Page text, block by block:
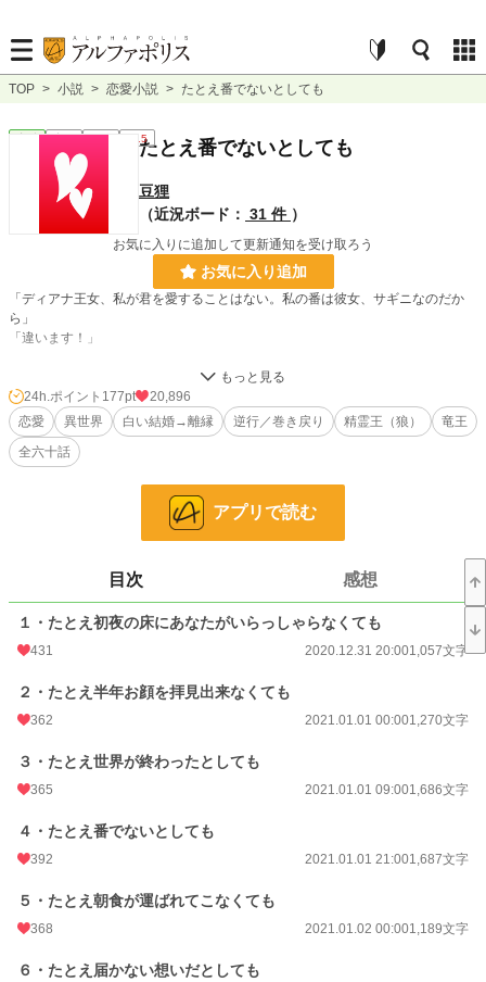
TOP > 小説 > 恋愛小説 > たとえ番でないとしても
完結 長編 R15たとえ番でないとしても
豆狸
（近況ボード： 31 件 ）
お気に入りに追加して更新通知を受け取ろう
お気に入り追加
「ディアナ王女、私が君を愛することはない。私の番は彼女、サギニなのだか
ら」
「違います！」
私は叫ばずにはいられませんでした。
「その方ではありません！ 竜王ニコラオス陛下の番は私です！」
──番だと叫ぶ言葉を聞いてもらえなかった花嫁の話です。
※１／４、短編→長編に変更しました。
7,769 位 / 228,785 件
3,425 位 / 66,369 件
お気に入り 4,789
24h.ポイント
文字数 92,604
初回公開日時 2020.12.31 20:00
年間ポイント
4,562,568 pt (903 位)
24h.ポイント 177pt
20,896
恋愛
異世界 白い結婚→離縁 逆行／巻き戻り 精霊王（狼）
竜王
全六十話
アプリで読む
目次 感想
１・たとえ初夜の床にあなたがいらっしゃらなくても
431 2020.12.31 20:001,057文字
２・たとえ半年お顔を拝見出来なくても
362 2021.01.01 00:001,270文字
３・たとえ世界が終わったとしても
365 2021.01.01 09:001,686文字
４・たとえ番でないとしても
392 2021.01.01 21:001,687文字
５・たとえ朝食が運ばれてこなくても
368 2021.01.02 00:001,189文字
６・たとえ届かない想いだとしても